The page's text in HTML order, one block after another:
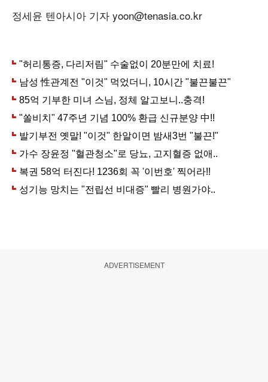
정세윤 텐아시아 기자 yoon@tenasia.co.kr
ADVERTISEMENT